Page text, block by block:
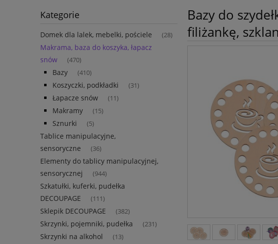
Kategorie
Domek dla lalek, mebelki, pościele (28)
Makrama, baza do koszyka, łapacz
snów
(470)
Bazy (410)
Koszyczki, podkładki (31)
Łapacze snów (11)
Makramy (15)
Sznurki (5)
Tablice manipulacyjne,
sensoryczne
(36)
Elementy do tablicy manipulacyjnej,
sensorycznej
(944)
Szkatułki, kuferki, pudełka
DECOUPAGE
(111)
Sklepik DECOUPAGE (382)
Skrzynki, pojemniki, pudełka (231)
Skrzynki na alkohol (13)
Bazy do
filiżankę,